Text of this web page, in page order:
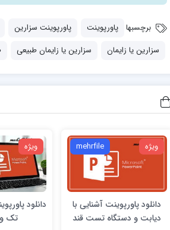
برچسبها پاورپوینت پاورپوینت سزارین
سزارین یا زایمان
سزارین یا زایمان طبیعی
ویژه mehrfile
دانلود پاورپوینت آشنایی با
دیابت و دستگاه تست قند
ویژه
دانلود
تک